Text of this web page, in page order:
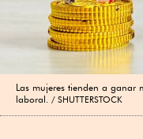
Las mujeres tienden a ganar
laboral.
SHUTTERSTOCK